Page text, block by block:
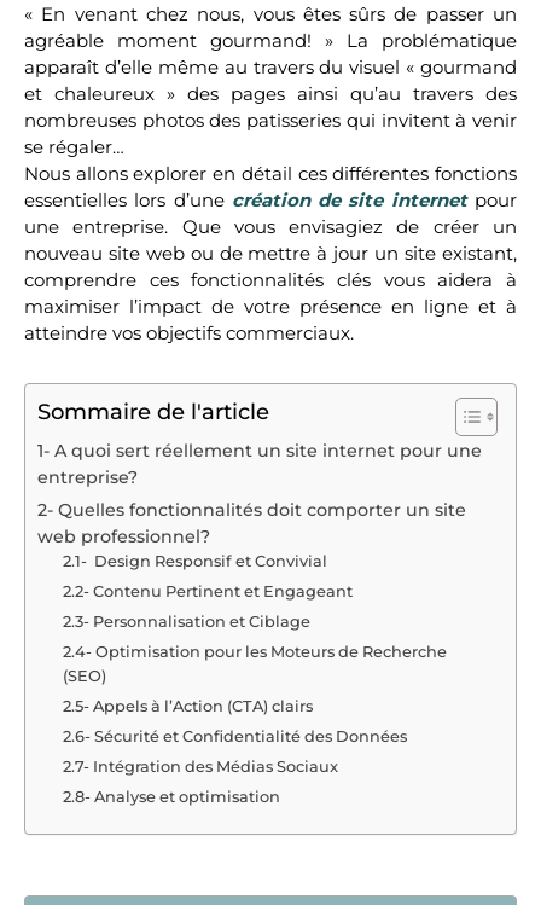
« En venant chez nous, vous êtes sûrs de passer un
agréable moment gourmand! » La problématique
apparaît d’elle même au travers du visuel « gourmand
et chaleureux » des pages ainsi qu’au travers des
nombreuses photos des patisseries qui invitent à venir
se régaler…
Nous allons explorer en détail ces différentes fonctions
essentielles lors d’une création de site internetpour
une entreprise. Que vous envisagiez de créer un
nouveau site web ou de mettre à jour un site existant,
comprendre ces fonctionnalités clés vous aidera à
maximiser l’impact de votre présence en ligne et à
atteindre vos objectifs commerciaux.
Sommaire de l'article
1- A quoi sert réellement un site internet pour une
entreprise?
2- Quelles fonctionnalités doit comporter un site
web professionnel?
2.1- Design Responsif et Convivial
2.2- Contenu Pertinent et Engageant
2.3- Personnalisation et Ciblage
2.4- Optimisation pour les Moteurs de Recherche
(SEO)
2.5- Appels à l’Action (CTA) clairs
2.6- Sécurité et Confidentialité des Données
2.7- Intégration des Médias Sociaux
2.8- Analyse et optimisation